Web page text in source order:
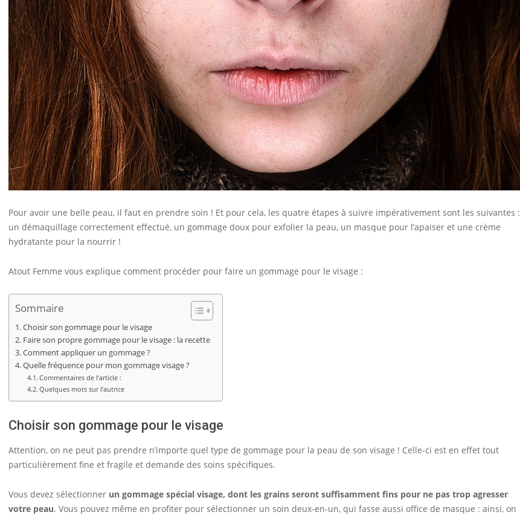
Pour avoir une belle peau, il faut en prendre soin ! Et pour cela, les quatre étapes à suivre impérativement sont les suivantes :
un démaquillage correctement effectué, un gommage doux pour exfolier la peau, un masque pour l’apaiser et une crème
hydratante pour la nourrir !
Atout Femme vous explique comment procéder pour faire un gommage pour le visage :
Sommaire
Choisir son gommage pour le visage
Faire son propre gommage pour le visage : la recette
Comment appliquer un gommage ?
Quelle fréquence pour mon gommage visage ?
Commentaires de l’article :
Quelques mots sur l’autrice
Choisir son gommage pour le visage
Attention, on ne peut pas prendre n’importe quel type de gommage pour la peau de son visage ! Celle-ci est en effet tout
particulièrement fine et fragile et demande des soins spécifiques.
Vous devez sélectionner un gommage spécial visage, dont les grains seront suffisamment fins pour ne pas trop agresser
votre peau. Vous pouvez même en profiter pour sélectionner un soin deux-en-un, qui fasse aussi office de masque : ainsi, on